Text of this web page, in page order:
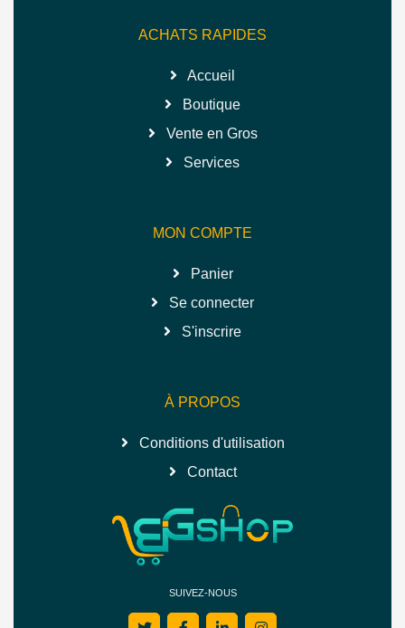
ACHATS RAPIDES
Accueil
Boutique
Vente en Gros
Services
MON COMPTE
Panier
Se connecter
S'inscrire
À PROPOS
Conditions d'utilisation
Contact
SUIVEZ-NOUS